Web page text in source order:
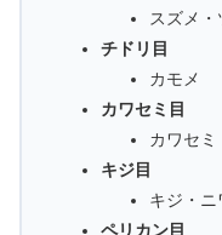
スズメ
チドリ目
カモメ
カワセミ目
カワセミ
キジ目
キジ・ニ
ペリカン目